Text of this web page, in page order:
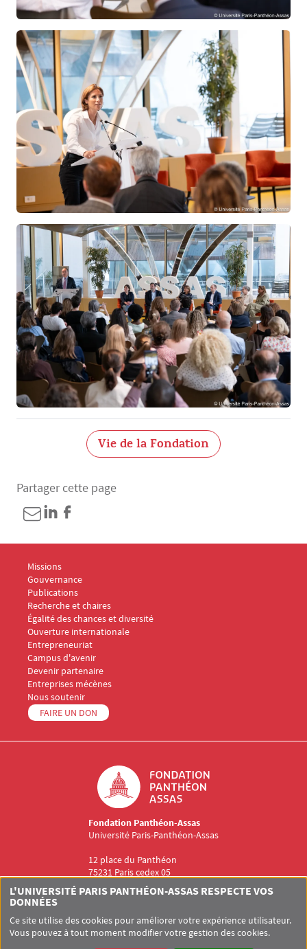
Vie de la Fondation
Partager cette page
Menu Footer Fondation Panthéon-Assas 1
Missions
Gouvernance
Publications
Menu Footer Fondation Panthéon-Assas 2
Recherche et chaires
Égalité des chances et diversité
Ouverture internationale
Entrepreneuriat
Campus d'avenir
Menu Footer Fondation Panthéon-Assas 3
Devenir partenaire
Entreprises mécènes
Menu Footer Fondation Panthéon-Assas 4
Nous soutenir
Menu Footer Fondation Panthéon-Assas 5
FAIRE UN DON
Logo
Fondation Panthéon-Assas
Université Paris-Panthéon-Assas
12 place du Panthéon
75231 Paris cedex 05
Fondation@assas-universite.fr
Menu RS Fondation Panthéon-Assas
L'UNIVERSITÉ PARIS PANTHÉON-ASSAS RESPECTE VOS
DONNÉES
Ce site utilise des cookies pour améliorer votre expérience utilisateur.
Vous pouvez à tout moment modifier votre gestion des cookies.